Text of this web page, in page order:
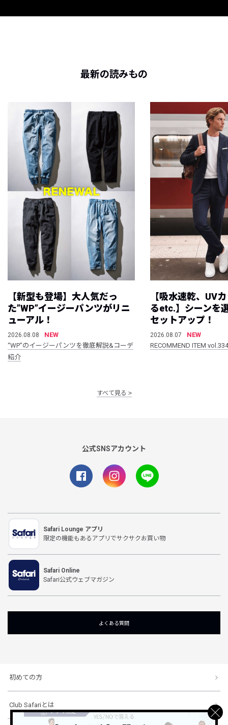
最新の読みもの
【新型も登場】大人気だっ
た”WP”イージーパンツがリニ
ューアル！
2026.08.08
NEW
“WP”のイージーパンツを徹底解説&コーデ
紹介
【吸水速乾、UV
るetc.】シーンを
セットアップ！
2026.08.07
NEW
RECOMMEND ITEM vol.334
すべて見る
公式SNSアカウント
Safari Lounge アプリ
限定の機能もあるアプリでサクサクお買い物
Safari Online
Safari公式ウェブマガジン
よくある質問
初めての方
Club Safariとは